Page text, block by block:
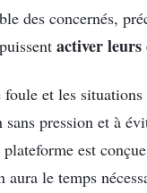
des concernés,
activer leurs
et les
pression et à
est
le temps